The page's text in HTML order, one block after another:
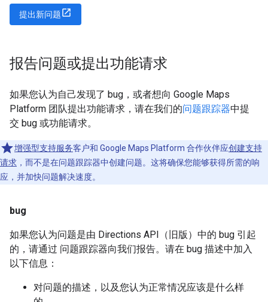
提出新问题
报告问题或提出功能请求
如果您认为自己发现了 bug，或者想向 Google Maps
Platform 团队提出功能请求，请在我们的问题跟踪器中提
交 bug 或功能请求。
增强型支持服务客户和 Google Maps Platform 合作伙伴应创建支持
请求 ，而不是在问题跟踪器中创建问题。这将确保您能够获得所需的响
应，并加快问题解决速度。
bug
如果您认为问题是由 Directions API（旧版）中的 bug 引起
的，请通过 问题跟踪器向我们报告。请在 bug 描述中加入
以下信息：
对问题的描述，以及您认为正常情况应该是什么样